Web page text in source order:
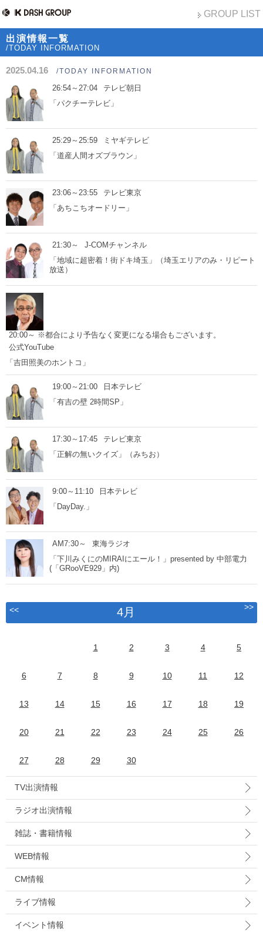
GROUP LIST
出演情報一覧
/TODAY INFORMATION
2025.04.16 /TODAY INFORMATION
26:54～27:04
テレビ朝日
「パクチーテレビ」
25:29～25:59
ミヤギテレビ
「道産人間オズブラウン」
23:06～23:55
テレビ東京
「あちこちオードリー」
21:30～
J-COMチャンネル
「地域に超密着！街ドキ埼玉」（埼玉エリアのみ・リピート
放送）
20:00～ ※都合により予告なく変更になる場合もございます。
公式YouTube
「吉田照美のホントコ」
19:00～21:00
日本テレビ
「有吉の壁 2時間SP」
17:30～17:45
テレビ東京
「正解の無いクイズ」（みちお）
9:00～11:10
日本テレビ
「DayDay.」
AM7:30～
東海ラジオ
「下川みくにのMIRAIにエール！」presented by 中部電力
(「GRooVE929」内)
<< 4月 >>
1 2 3 4 5
6 7 8 9 10 11 12
13 14 15 16 17 18 19
20 21 22 23 24 25 26
27 28 29 30
TV出演情報
ラジオ出演情報
雑誌・書籍情報
WEB情報
CM情報
ライブ情報
イベント情報